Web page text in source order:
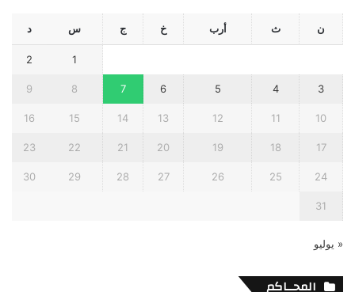
ن ث أرب خ ج س د
1
2
3
4
5
6
7
8
9
10
11
12
13
14
15
16
17
18
19
20
21
22
23
24
25
26
27
28
29
30
31
« يوليو
المحــاكم